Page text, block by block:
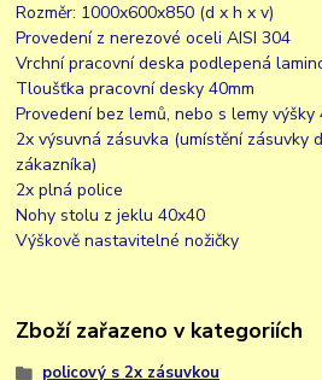
Rozměr: 1000x600x850 (d x h x v)
Provedení z nerezové oceli AISI 304
Vrchní pracovní deska podlepená
Tloušťka pracovní desky 40mm
Provedení bez lemů, nebo s lemy výšky
2x výsuvná zásuvka (umístění zásuvky
zákazníka)
2x plná police
Nohy stolu z jeklu 40x40
Výškově nastavitelné nožičky
Zboží zařazeno v kategoriích
policový s 2x zásuvkou